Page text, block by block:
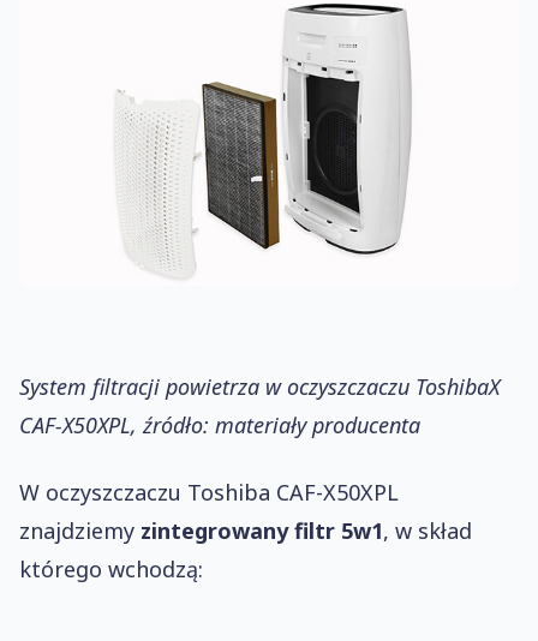
System filtracji powietrza w oczyszczaczu ToshibaX
CAF-X50XPL, źródło: materiały producenta
W oczyszczaczu Toshiba CAF-X50XPL
znajdziemy zintegrowany filtr 5w1, w skład
którego wchodzą: